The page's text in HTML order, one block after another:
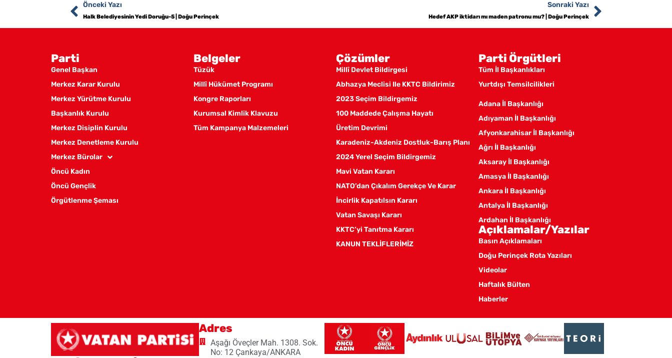
Önceki Yazı
Halk Belediyesinin Yedi Doruğu-5 | Doğu Perinçek
Sonraki Yazı
Hedef AKP iktidarı mı maden patronu mu? | Doğu Perinçek
Parti
Genel Başkan
Merkez Karar Kurulu
Merkez Yürütme Kurulu
Başkanlık Kurulu
Merkez Disiplin Kurulu
Merkez Denetleme Kurulu
Merkez Bürolar
Öncü Kadın
Öncü Gençlik
Örgütlenme Şeması
Belgeler
Tüzük
Millî Hükümet Programı
Kongre Raporları
Kurumsal Kimlik Klavuzu
Tüm Kampanya Malzemeleri
Çözümler
Millî Devlet Bildirgesi
Abhazya Meclisi Ile KKTC Bildirimiz
2023 Seçim Bildirgemiz
100 Maddede Çalışma Hayatı
Üretim Devrimi
Karadeniz-Akdeniz Dostluk-Barış Planı
2024 Yerel Seçim Bildirgemiz
Mavi Vatan Kararı
NATO’dan Çıkalım Gerekçe Ve Karar
İncirlik Kapatılsın Kararı
Vatan Savaşı Kararı
KKTC’yi Tanıtma Kararı
KANUN TEKLİFLERİMİZ
Parti Örgütleri
Tüm İl Başkanlıkları
Yurtdışı Temsilcilikleri
Adana İl Başkanlığı
Adıyaman İl Başkanlığı
Afyonkarahisar İl Başkanlığı
Ağrı İl Başkanlığı
Aksaray İl Başkanlığı
Amasya İl Başkanlığı
Ankara İl Başkanlığı
Antalya İl Başkanlığı
Ardahan İl Başkanlığı
Artvin İl Başkanlığı
Bitlis İl Başkanlığı
Açıklamalar/Yazılar
Basın Açıklamaları
Doğu Perinçek Rota Yazıları
Videolar
Haftalık Bülten
Haberler
Adres
Aşağı Öveçler Mah. 1308. Sok.
No: 12 Çankaya/ANKARA